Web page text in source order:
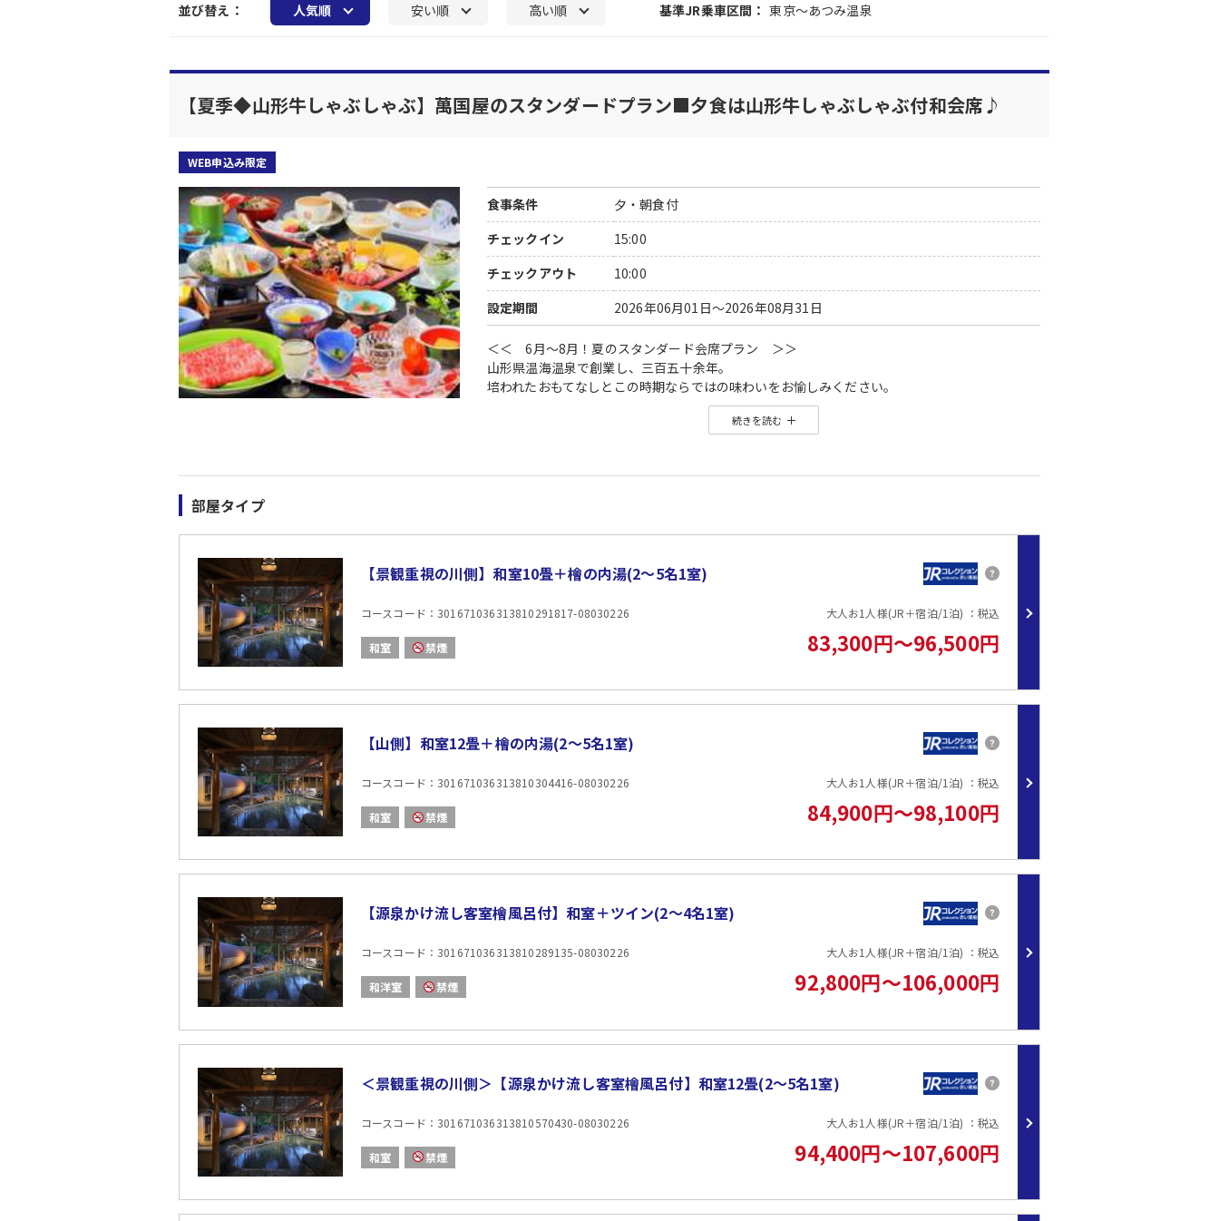
並び替え： 人気順 安い順 高い順 基準JR乗車区間： 東京～あつみ温泉
【夏季◆山形牛しゃぶしゃぶ】萬国屋のスタンダードプラン■夕食は山形牛しゃぶしゃぶ付和会席♪
WEB申込み限定
食事条件
夕・朝食付
チェックイン
15:00
チェックアウト
10:00
設定期間
2026年06月01日～2026年08月31日
＜＜ 6月〜8月！夏のスタンダード会席プラン ＞＞
山形県温海温泉で創業し、三百五十余年。
培われたおもてなしとこの時期ならではの味わいをお愉しみください。
又は、広々と開放感溢れるコンベンションホール 特設会場にて
※当館の食物アレルギーについて
当館では8大アレルゲン（卵、えび、かに、そば、乳、落花生、小麦、くるみ）のみの対応を行っております。
該当する場合は、予約時に必ず当館までご連絡をお願い致します。（料理と器を変えてお出しさせて頂きます）
※8大アレルゲンでも一部対応出来ない場合もございます。ご了承下さい。
萬国屋こだわりの「鯛茶漬け」をご用意。
鯛の骨をしっかりと焼き、丁寧に取った出汁の旨みとともにご堪能ください。
時間：7:30〜
・庭園大露天風呂 桜里の湯…2023年12月リニューアル♪季節の香りを肌で感じられる野趣あふれる源泉掛け流しの温泉。
・大浴場 楽水…空中回廊を通り抜け、広めの大浴場でごゆっくりいただけます。
・大浴場 楽山…ミクロの泡の気泡によるやわらかい刺激による「シルクバス」
・バスの無料送迎
・無料駐車場 有り（280台）※先着順となります。
続きを読む
部屋タイプ
【景観重視の川側】和室10畳＋檜の内湯(2〜5名1室)
コースコード：301671036313810291817-08030226
和室 禁煙
大人お1人様(JR＋宿泊/1泊) ：税込
83,300円～96,500円
【山側】和室12畳＋檜の内湯(2〜5名1室)
コースコード：301671036313810304416-08030226
和室 禁煙
大人お1人様(JR＋宿泊/1泊) ：税込
84,900円～98,100円
【源泉かけ流し客室檜風呂付】和室＋ツイン(2〜4名1室)
コースコード：301671036313810289135-08030226
和洋室 禁煙
大人お1人様(JR＋宿泊/1泊) ：税込
92,800円～106,000円
＜景観重視の川側＞【源泉かけ流し客室檜風呂付】和室12畳(2〜5名1室)
コースコード：301671036313810570430-08030226
和室 禁煙
大人お1人様(JR＋宿泊/1泊) ：税込
94,400円～107,600円